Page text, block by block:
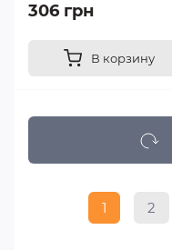
306 грн
В корзину
1 2